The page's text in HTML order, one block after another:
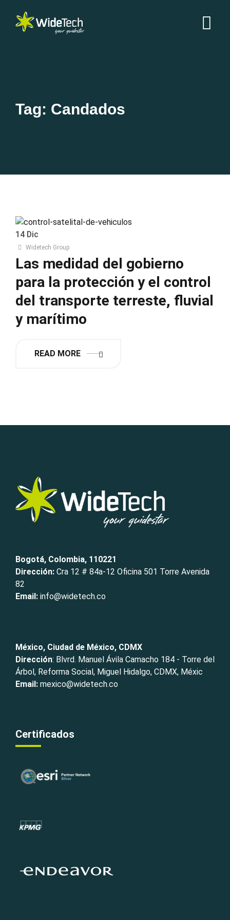
Tag: Candados
14 Dic
Widetech Group
Las medidad del gobierno
para la protección y el control
del transporte terreste, fluvial
y marítimo
READ MORE
Bogotá, Colombia, 110221
Dirección: Cra 12 # 84a-12 Oficina 501 Torre Avenida
82
Email: info@widetech.co
México, Ciudad de México, CDMX
Dirección: Blvrd. Manuel Ávila Camacho 184 - Torre del
Árbol, Reforma Social, Miguel Hidalgo, CDMX, Méxic
Email: mexico@widetech.co
Certificados